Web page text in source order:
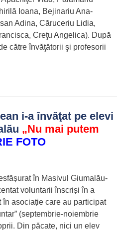
Ioana, Bejinariu Ana-
Adina, Căruceriu Lidia,
Creţu Angelica). După
către învăţătorii şi profesorii
i-a învăţat pe elevi
„Nu mai putem
FOTO
în Masivul Giumalău-
voluntarii înscriși în a
asociație care au participat
(septembrie-noiembrie
Din păcate, nici un elev